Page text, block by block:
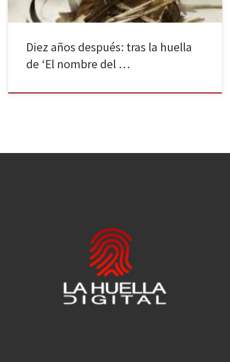
Diez años después: tras la huella
de ‘El nombre del …